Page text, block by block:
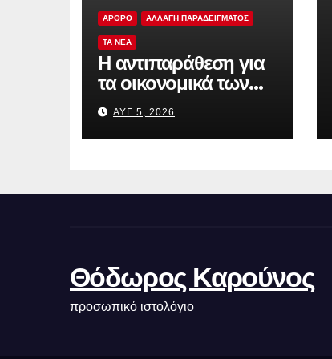
ΑΡΘΡΟ ΑΛΛΑΓΗ ΠΑΡΑΔΕΙΓΜΑΤΟΣ
TA NEA
Η αντιπαράθεση για
τα οικονομικά των
κομμάτων δεν αρκεί
ΑΥΓ 5, 2026
Θόδωρος Καρούνος
προσωπικό ιστολόγιο